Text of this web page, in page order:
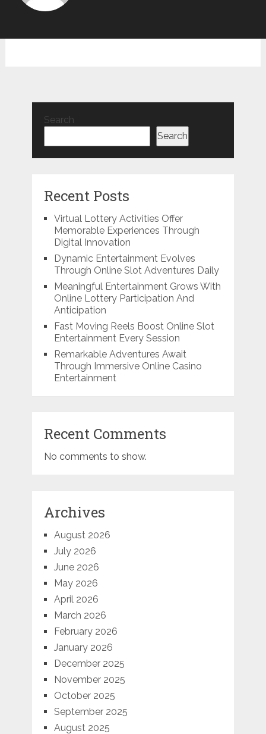
Search
Search
Recent Posts
Virtual Lottery Activities Offer
Memorable Experiences Through
Digital Innovation
Dynamic Entertainment Evolves
Through Online Slot Adventures Daily
Meaningful Entertainment Grows With
Online Lottery Participation And
Anticipation
Fast Moving Reels Boost Online Slot
Entertainment Every Session
Remarkable Adventures Await
Through Immersive Online Casino
Entertainment
Recent Comments
No comments to show.
Archives
August 2026
July 2026
June 2026
May 2026
April 2026
March 2026
February 2026
January 2026
December 2025
November 2025
October 2025
September 2025
August 2025